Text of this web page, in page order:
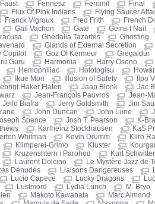
Faust Fennesz Feromil Final
Flux Of Pink Indians Flying Saucer
Franck Vigroux Fred Frith French
Gail Vachon Gate Geins t Nait
Ghédalia Tazartès Ghosting
Glands of External Secretion
Copilot
Goz Of Kermeur Gregaldur
Guru Harmonia Harry Osono
Hemophiliac Hototogisu
Ikue Mori Illusion of Safety Ilpo
Haker Flaten Jaap Blonk Jac
Jean-François Pauvros Jean-
Jello Biafra Jerry Goldsmith Jim
John Duncan John Lurie
Spence Josh T. Pearson K-
Karlheinz Stockhausen KaS
Whitman
Kevin Drumm Kiiro
Klimperei-Grimo Kluster
Kruzenshtern i Parohod Kurt
Laurent Dolcino Le Mystère Jazz de
Dénudés
Liaisons Dangereuses
Lucio Capece Lucky Dragons
Lustmord Lydia Lunch M. Bryo
Makoto Kawabata Marc Almond